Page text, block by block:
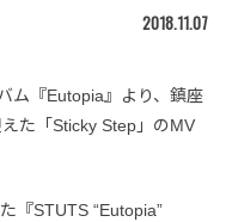
2018.11.07
ム『Eutopia』より、鎮座
た「Sticky Step」のMV
『STUTS “Eutopia”